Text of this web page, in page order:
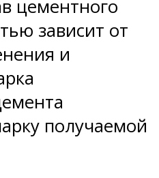
цементного
зависит от
и
получаемой